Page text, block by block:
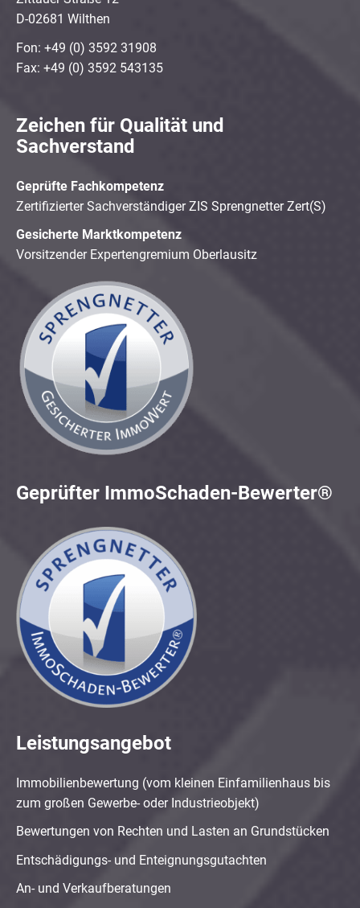
D-02681 Wilthen
Fon: +49 (0) 3592 31908
Fax: +49 (0) 3592 543135
Zeichen für Qualität und
Sachverstand
Geprüfte Fachkompetenz
Zertifizierter Sachverständiger ZIS Sprengnetter Zert(S)
Gesicherte Marktkompetenz
Vorsitzender Expertengremium Oberlausitz
Geprüfter ImmoSchaden-Bewerter®
Leistungsangebot
Immobilienbewertung (vom kleinen Einfamilienhaus bis
zum großen Gewerbe- oder Industrieobjekt)
Bewertungen von Rechten und Lasten an Grundstücken
Entschädigungs- und Enteignungsgutachten
An- und Verkaufberatungen